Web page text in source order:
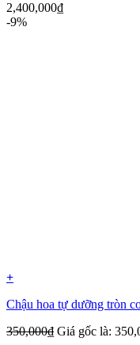
2,400,000₫
-9%
+
Chậu hoa tự dưỡng tròn
350,000₫ Giá gốc là: